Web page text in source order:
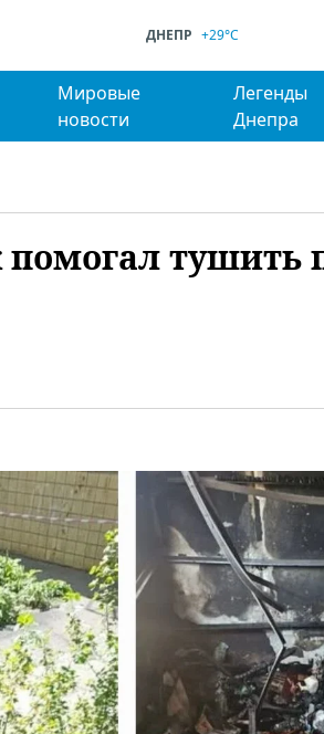
ДНЕПР +29°C
Мировые
новости
Легенды
Днепра
тушить